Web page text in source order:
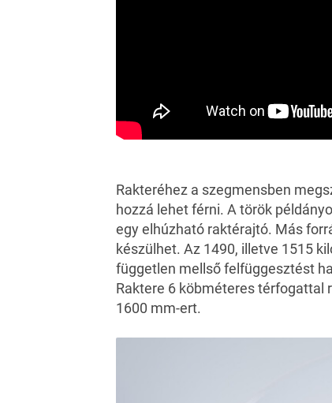
Rakteréhez a szegmensben
hozzá lehet férni. A török
egy elhúzható raktérajtó. Más
készülhet. Az 1490, illetve 1515
független mellső felfüggesztést
Raktere 6 köbméteres térfogattal
1600 mm-ert.